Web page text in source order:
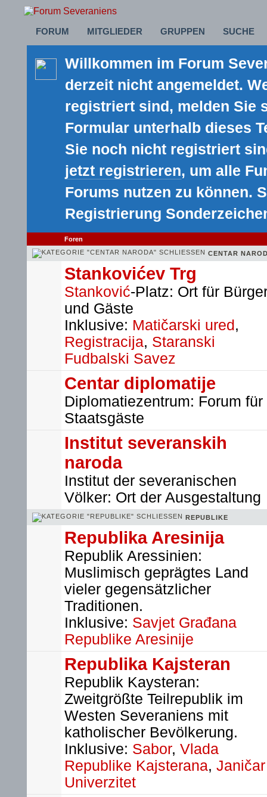
FORUM MITGLIEDER GRUPPEN SUCHE
Willkommen im Forum
derzeit nicht angemeldet.
registriert sind, melden Sie
Formular unterhalb dieses
Sie noch nicht registriert
jetzt registrieren, um alle
Forums nutzen zu können.
Registrierung
Foren
CENTAR
Stankovićev Trg
Stanković-Platz: Ort für
und Gäste
Inklusive: Matičarski ured ,
Registracija, Staranski
Fudbalski Savez
Centar diplomatije
Diplomatiezentrum: Forum für
Staatsgäste
Institut severanskih
naroda
Institut der severanischen
Völker: Ort der Ausgestaltung
REPUBLIKE
Republika Aresinija
Republik Aressinien:
Muslimisch geprägtes Land
vieler gegensätzlicher
Traditionen.
Inklusive: Savjet Građana
Republike Aresinije
Republika Kajsteran
Republik Kaysteran:
Zweitgrößte Teilrepublik im
Westen Severaniens mit
katholischer Bevölkerung.
Inklusive: Sabor, Vlada
Republike Kajsterana, Janičar
Univerzitet